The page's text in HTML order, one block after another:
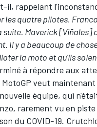
il, rappelant
les quatre pilotes.
Maverick [Viñales]
Il y a beaucoup de
la moto et qu'ils
à répondre aux
veut
équipe, qui
rarement vu en
du COVID-19.